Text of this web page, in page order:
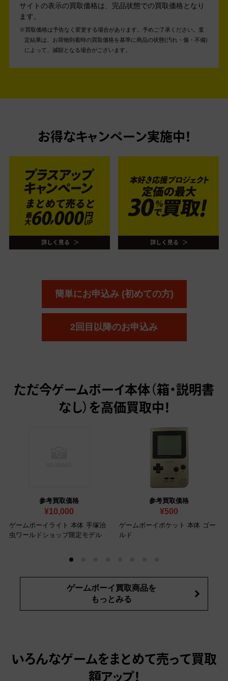
サイトの表示の買取価格は、完品状態での買取価格となり
ます。
買取価格は予告なく変更する場合があります。予めご了承ください。 査
定結果は、お荷物到着時の買取価格を基準に商品の状態(汚れ・傷・不備)
によって、減額となる場合がございます。
お得なキャンペーン実施中！
簡単にお申込み (初めての方)
2回目以降のお申込み
ただ今ゲームボーイ本体（箱・説明書
なし）を高価買取中！
参考買取価格
¥10,000
ゲームボーイライト 本体 手塚治
虫ワールドショップ限定モデル
参考買取価格
¥500
ゲームボーイポケット 本体 ゴー
ルド
ゲームボーイ買取商品を
もっとみる
いろんなゲームをまとめて売って 買取
額アップ！